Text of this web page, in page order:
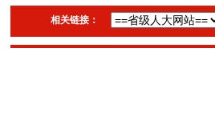
相关链接：